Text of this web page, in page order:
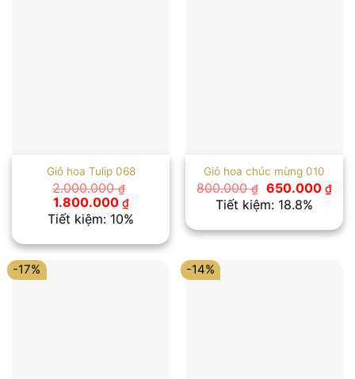
Giỏ hoa Tulip 068
2.000.000₫
Giá
gốc
là:
1.800.000 ₫Giá
hiện
tại
1.800.000 ₫.
Tiết kiệm: 10%
Giỏ hoa chúc mừng 010
800.000₫ Giá
gốc
là:
650.000 ₫Giá
hiện
là:
Tiết kiệm: 18.8%
-17% -14%